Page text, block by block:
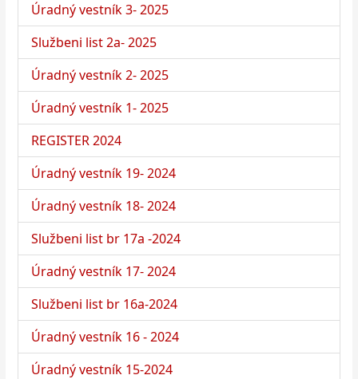
Úradný vestník 3- 2025
Službeni list 2a- 2025
Úradný vestník 2- 2025
Úradný vestník 1- 2025
REGISTER 2024
Úradný vestník 19- 2024
Úradný vestník 18- 2024
Službeni list br 17a -2024
Úradný vestník 17- 2024
Službeni list br 16a-2024
Úradný vestník 16 - 2024
Úradný vestník 15-2024